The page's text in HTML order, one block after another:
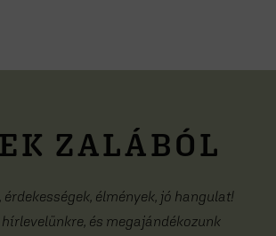
ZALÁBÓL
élmények, jó hangulat!
és megajándékozunk